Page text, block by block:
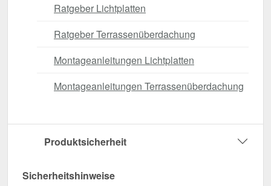
Ratgeber Lichtplatten
Ratgeber Terrassenüberdachung
Montageanleitungen Lichtplatten
Montageanleitungen Terrassenüberdachung
Produktsicherheit
Sicherheitshinweise